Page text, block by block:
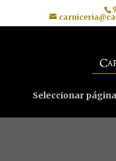
Seleccionar página